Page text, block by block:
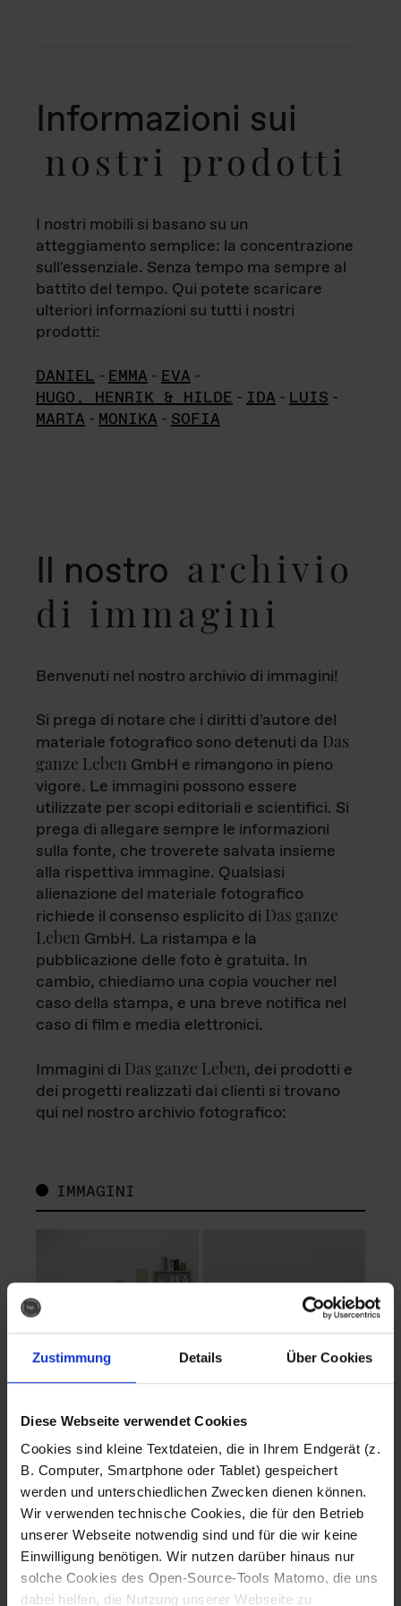
Zustimmung Details Über Cookies
Diese Webseite verwendet Cookies
Cookies sind kleine Textdateien, die in Ihrem Endgerät (z.
B. Computer, Smartphone oder Tablet) gespeichert
werden und unterschiedlichen Zwecken dienen können.
Wir verwenden technische Cookies, die für den Betrieb
unserer Webseite notwendig sind und für die wir keine
Einwilligung benötigen. Wir nutzen darüber hinaus nur
solche Cookies des Open-Source-Tools Matomo, die uns
dabei helfen, die Nutzung unserer Webseite zu
Informazioni sui
nostri prodotti
I nostri mobili si basano su un
atteggiamento semplice: la concentrazione
sull'essenziale. Senza tempo ma sempre al
battito del tempo. Qui potete scaricare
ulteriori informazioni su tutti i nostri
prodotti:
DANIEL - EMMA - EVA -
HUGO, HENRIK & HILDE - IDA - LUIS -
MARTA - MONIKA - SOFIA
Il nostro archivio
di immagini
Benvenuti nel nostro archivio di immagini!
Si prega di notare che i diritti d'autore del
materiale fotografico sono detenuti da Das
ganze Leben GmbH e rimangono in pieno
vigore. Le immagini possono essere
utilizzate per scopi editoriali e scientifici. Si
prega di allegare sempre le informazioni
sulla fonte, che troverete salvata insieme
alla rispettiva immagine. Qualsiasi
alienazione del materiale fotografico
richiede il consenso esplicito di Das ganze
Leben GmbH. La ristampa e la
pubblicazione delle foto è gratuita. In
cambio, chiediamo una copia voucher nel
caso della stampa, e una breve notifica nel
caso di film e media elettronici.
Immagini di Das ganze Leben, dei prodotti e
dei progetti realizzati dai clienti si trovano
qui nel nostro archivio fotografico:
IMMAGINI
Fotografo: Lorenz
Sternbach
Download
Fotografo: Lorenz
Sternbach
Download